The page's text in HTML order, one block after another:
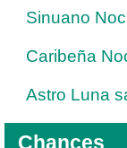
Sinuano
Caribeña
Astro Luna
Chances